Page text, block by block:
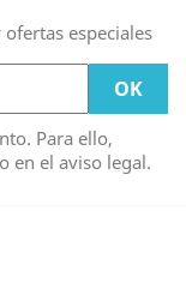
especiales
Para ello,
en el aviso legal.